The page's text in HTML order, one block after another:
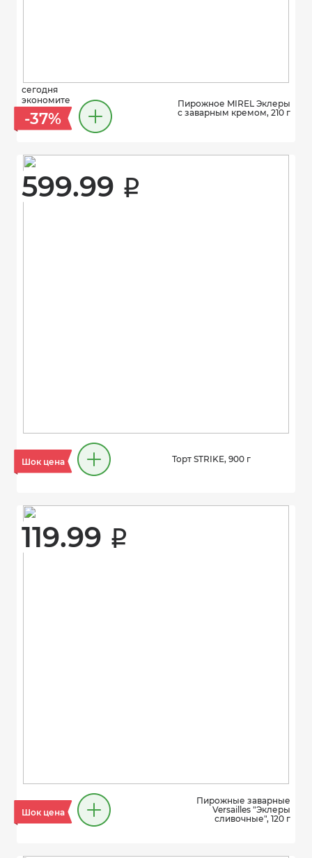
сегодня
экономите
-37%
Пирожное MIREL Эклеры
с заварным кремом, 210 г
599.99 i
Шок цена Торт STRIKE, 900 г
119.99 i
Шок цена
Пирожные заварные
Versailles "Эклеры
сливочные", 120 г